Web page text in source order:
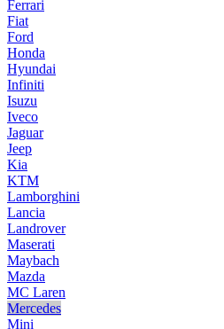
Ferrari
Fiat
Ford
Honda
Hyundai
Infiniti
Isuzu
Iveco
Jaguar
Jeep
Kia
KTM
Lamborghini
Lancia
Landrover
Maserati
Maybach
Mazda
MC Laren
Mercedes
Mini